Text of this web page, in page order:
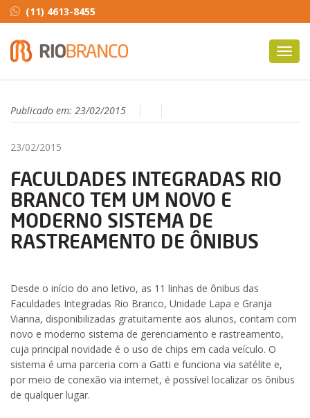
(11) 4613-8455
Publicado em: 23/02/2015
23/02/2015
FACULDADES INTEGRADAS RIO
BRANCO TEM UM NOVO E
MODERNO SISTEMA DE
RASTREAMENTO DE ÔNIBUS
Desde o início do ano letivo, as 11 linhas de ônibus das
Faculdades Integradas Rio Branco, Unidade Lapa e Granja
Vianna, disponibilizadas gratuitamente aos alunos, contam com
novo e moderno sistema de gerenciamento e rastreamento,
cuja principal novidade é o uso de chips em cada veículo. O
sistema é uma parceria com a Gatti e funciona via satélite e,
por meio de conexão via internet, é possível localizar os ônibus
de qualquer lugar.